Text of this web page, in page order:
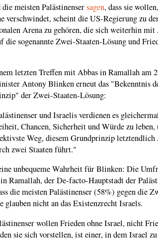
meisten Palästinensersagen, dass sie
verschwindet, scheint die US-Regierung zu
Arena zu gehören, die sich weiterhin mit
die sogenannte Zwei-Staaten-Lösung und
letzten Treffen mit Abbas in Ramallah am
Antony Blinken erneut das "Bekenntnis
der Zwei-Staaten-Lösung:
und Israelis verdienen es
Chancen, Sicherheit und Würde zu leben,
Weg, diesem Grundprinzip letztendlich
zwei Staaten führt."
unbequeme Wahrheit für Blinken: Die
Ramallah, der De-facto-Hauptstadt der
die meisten Palästinenser (58%) gegen die
glauben nicht an das Existenzrecht Israels.
wollen Frieden ohne Israel, nicht
sie sich vorstellen, ist einer, in dem Israel